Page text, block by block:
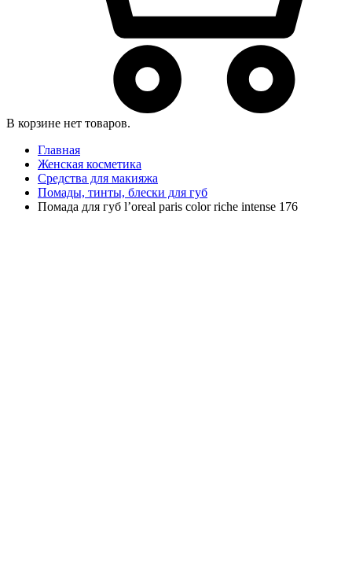
В корзине нет товаров.
Главная
Женская косметика
Средства для макияжа
Помады, тинты, блески для губ
Помада для губ l’oreal paris color riche intense 176